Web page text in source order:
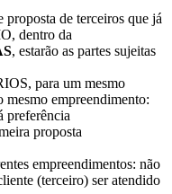
de terceiros que já
dentro da
, estarão as partes sujeitas
para um mesmo
mesmo empreendimento:
preferência
proposta
empreendimentos: não
(terceiro) ser atendido